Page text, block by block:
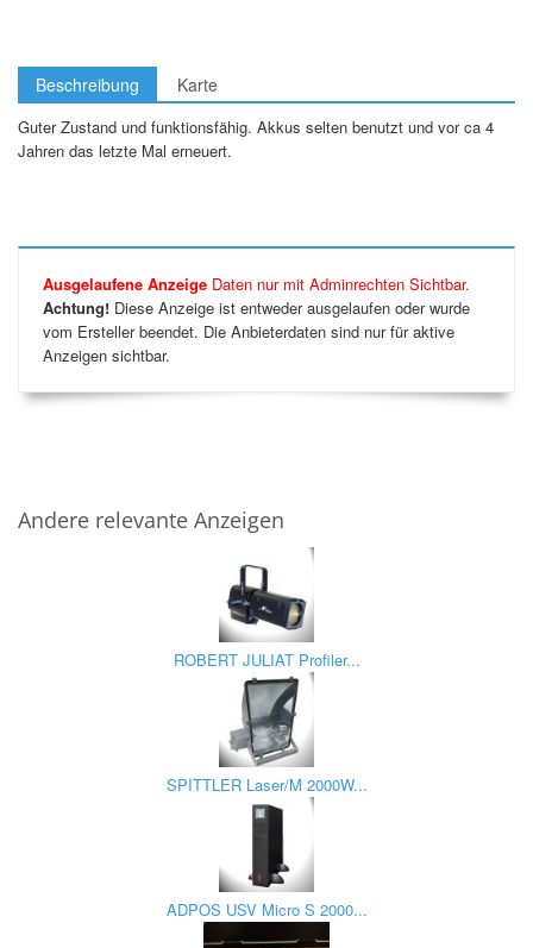
Beschreibung Karte
Guter Zustand und funktionsfähig. Akkus selten benutzt und vor ca 4
Jahren das letzte Mal erneuert.
Ausgelaufene Anzeige Daten nur mit Adminrechten Sichtbar.
Achtung! Diese Anzeige ist entweder ausgelaufen oder wurde
vom Ersteller beendet. Die Anbieterdaten sind nur für aktive
Anzeigen sichtbar.
Andere relevante Anzeigen
ROBERT JULIAT Profiler...
SPITTLER Laser/M 2000W...
ADPOS USV Micro S 2000...